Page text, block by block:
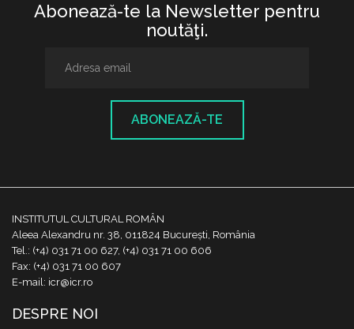
Abonează-te la Newsletter pentru
noutăţi.
ABONEAZĂ-TE
INSTITUTUL CULTURAL ROMÂN
Aleea Alexandru nr. 38, 011824 București, România
Tel.: (+4) 031 71 00 627, (+4) 031 71 00 606
Fax: (+4) 031 71 00 607
E-mail: icr@icr.ro
DESPRE NOI